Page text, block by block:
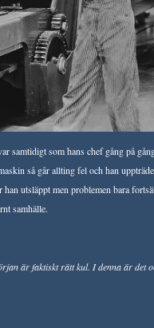
samtidigt som hans chef gång på
så går allting fel och han
utsläppt men problemen bara
samhälle.
är faktiskt rätt kul. I denna är det